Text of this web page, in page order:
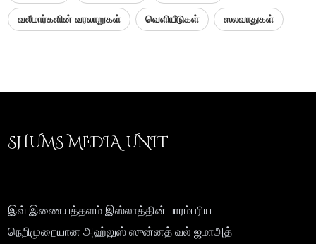
வலீமார்களின் வரலாறுகள் வெளியீடுகள் ஸலவாதுகள்
SHUMS MEDIA UNIT
இவ் இணையத்தளம் இஸ்லாத்தின் பாரம்பரிய
நெறிமுறையான அஹ்லுஸ் ஸுன்னத் வல் ஜமாஅத்